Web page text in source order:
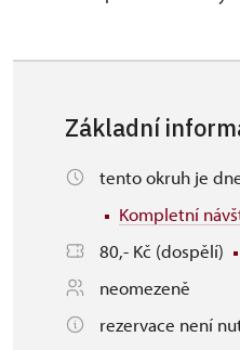
Základní
tento okruh je
Kompletní
80,- Kč (dospělí)
neomezeně
rezervace není